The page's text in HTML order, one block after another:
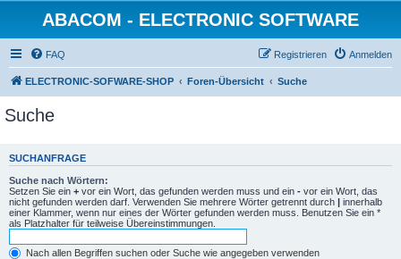
ABACOM - ELECTRONIC SOFTWARE
FAQ Anmelden
Registrieren
ELECTRONIC-SOFWARE-SHOP Foren-Übersicht Suche
Suche
SUCHANFRAGE
Suche nach Wörtern:
Setzen Sie ein + vor ein Wort, das gefunden werden muss und ein - vor ein Wort, das
nicht gefunden werden darf. Verwenden Sie mehrere Wörter getrennt durch | innerhalb
einer Klammer, wenn nur eines der Wörter gefunden werden muss. Benutzen Sie ein *
als Platzhalter für teilweise Übereinstimmungen.
Nach allen Begriffen suchen oder Suche wie angegeben verwenden